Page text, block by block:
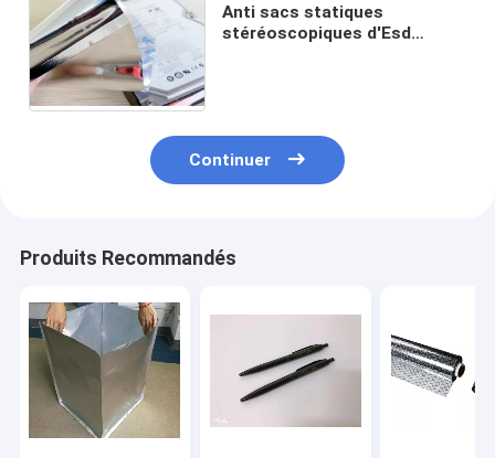
Anti sacs statiques
stéréoscopiques d'Esd
Continuer
Produits Recommandés